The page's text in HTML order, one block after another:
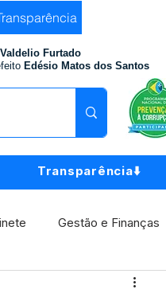
Valdelio Furtado
Edésio Matos dos Santos
Transparência⬇️
Gestão e Finanças
Meio Ambiente